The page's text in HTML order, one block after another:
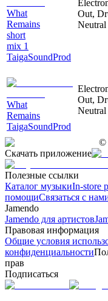
What
Remains
short
mix 1
TaigaSoundProd
Out,
Neutral
What
Remains
TaigaSoundProd
Out,
Neutral
©
Скачать приложение
Полезные ссылки
Каталог музыкиIn-store
помощиСвязаться с
Jamendo
Jamendo для артистов
Правовая информация
Общие условия
конфиденциальности
прав
Подписаться